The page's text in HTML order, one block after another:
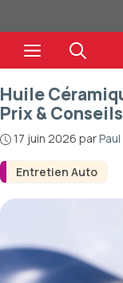
au
contenuMenu
Entretien Auto
Huile
Prix & Conseils
17 juin 2026 parPaul